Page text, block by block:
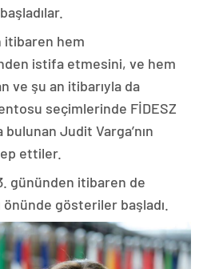
itibaren hem
istifa etmesini, ve hem
ve şu an itibarıyla da
seçimlerinde FİDESZ
Judit Varga’nın
ettiler.
gününden itibaren de
önünde gösteriler başladı.